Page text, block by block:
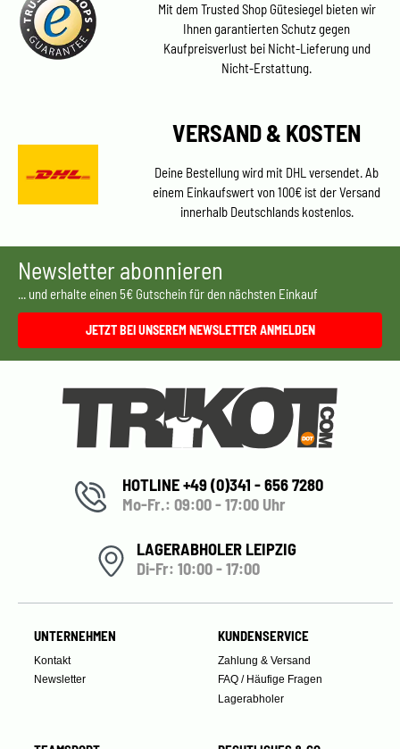
Mit dem Trusted Shop Gütesiegel bieten wir
Ihnen garantierten Schutz gegen
Kaufpreisverlust bei Nicht-Lieferung und
Nicht-Erstattung.
VERSAND & KOSTEN
Deine Bestellung wird mit DHL versendet. Ab
einem Einkaufswert von 100€ ist der Versand
innerhalb Deutschlands kostenlos.
Newsletter abonnieren
... und erhalte einen 5€ Gutschein für den nächsten Einkauf
JETZT BEI UNSEREM NEWSLETTER ANMELDEN
HOTLINE +49 (0)341 - 656 7280
Mo-Fr.: 09:00 - 17:00 Uhr
LAGERABHOLER LEIPZIG
Di-Fr: 10:00 - 17:00
UNTERNEHMEN
Kontakt
Newsletter
KUNDENSERVICE
Zahlung & Versand
FAQ / Häufige Fragen
Lagerabholer